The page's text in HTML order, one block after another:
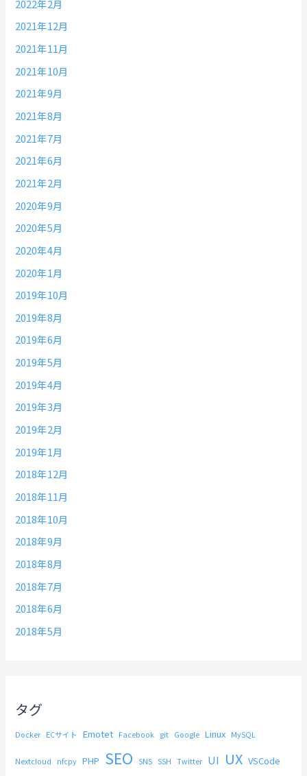
2022年2月
2021年12月
2021年11月
2021年10月
2021年9月
2021年8月
2021年7月
2021年6月
2021年2月
2020年9月
2020年5月
2020年4月
2020年1月
2019年10月
2019年8月
2019年6月
2019年5月
2019年4月
2019年3月
2019年2月
2019年1月
2018年12月
2018年11月
2018年10月
2018年9月
2018年8月
2018年7月
2018年6月
2018年5月
タグ
Docker ECサイト Emotet Facebook git Google Linux MySQL
Nextcloud nfcpy PHP SEO SNS SSH Twitter UI UX VSCode